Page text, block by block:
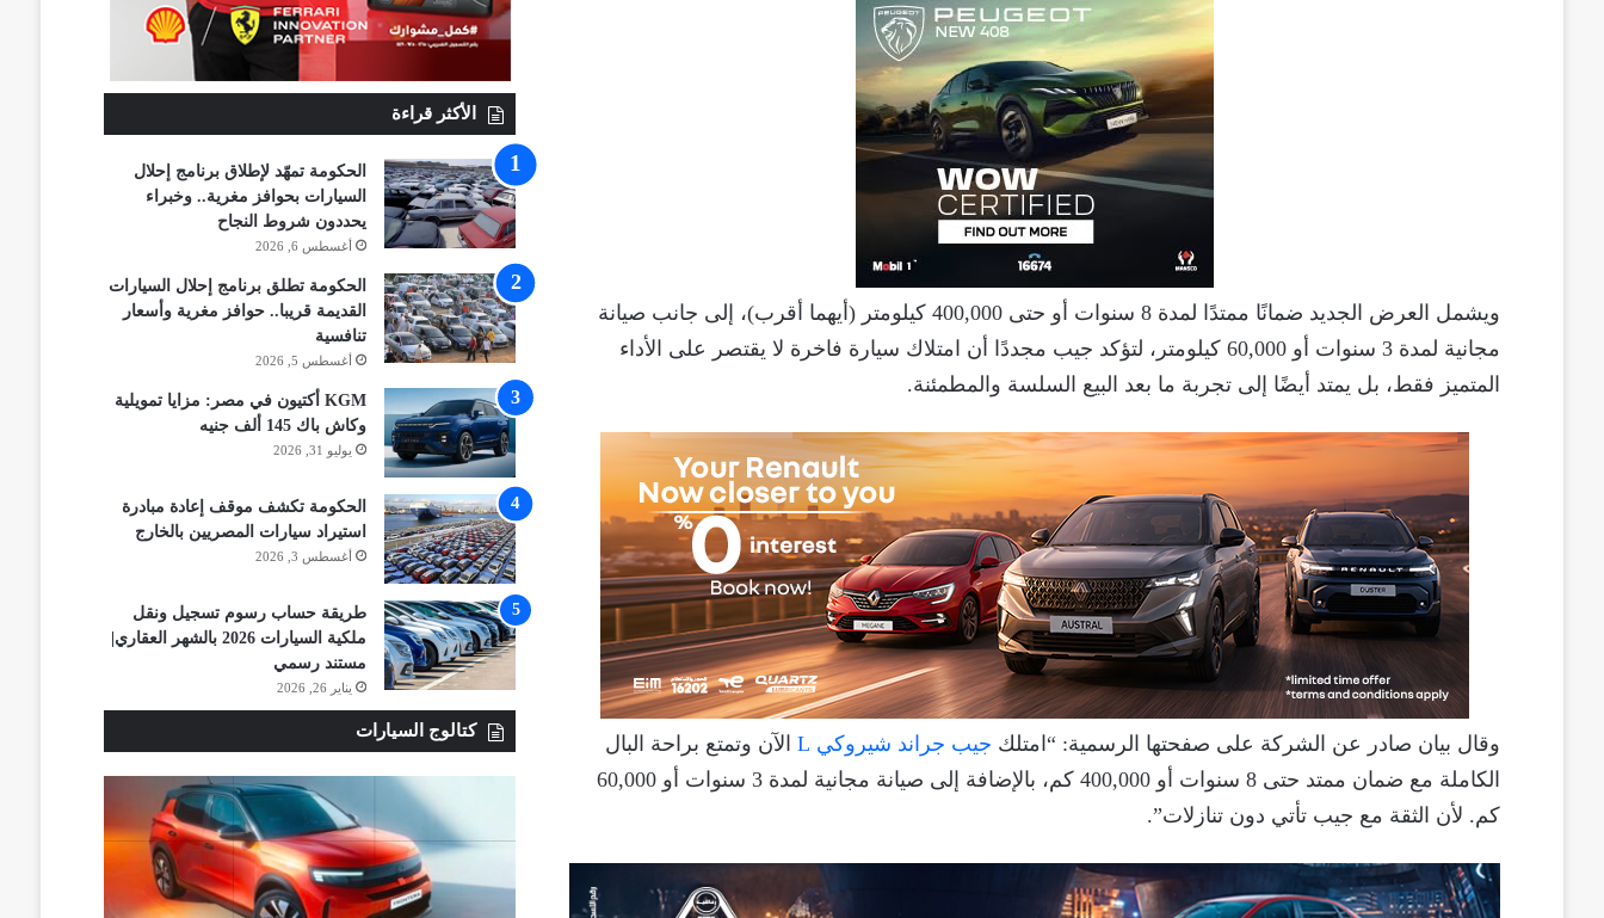
ويشمل العرض الجديد ضمانًا ممتدًا لمدة 8 سنوات أو حتى 400,000 كيلومتر (أيهما أقرب)، إلى جانب صيانة
مجانية لمدة 3 سنوات أو 60,000 كيلومتر، لتؤكد جيب مجددًا أن امتلاك سيارة فاخرة لا يقتصر على الأداء
المتميز فقط، بل يمتد أيضًا إلى تجربة ما بعد البيع السلسة والمطمئنة.
وقال بيان صادر عن الشركة على صفحتها الرسمية: “امتلك جيب جراند شيروكي L
الآن وتمتع براحة البال
الكاملة مع ضمان ممتد حتى 8 سنوات أو 400,000 كم، بالإضافة إلى صيانة مجانية لمدة 3 سنوات أو 60,000
كم. لأن الثقة مع جيب تأتي دون تنازلات”.
الأكثر قراءة
الحكومة تمهّد لإطلاق برنامج إحلال
السيارات بحوافز مغرية.. وخبراء
يحددون شروط النجاح
أغسطس 6, 2026
الحكومة تطلق برنامج إحلال السيارات
القديمة قريبا.. حوافز مغرية وأسعار
تنافسية
أغسطس 5, 2026
KGM أكتيون في مصر: مزايا تمويلية
وكاش باك 145 ألف جنيه
يوليو 31, 2026
الحكومة تكشف موقف إعادة مبادرة
استيراد سيارات المصريين بالخارج
أغسطس 3, 2026
طريقة حساب رسوم تسجيل ونقل
ملكية السيارات 2026 بالشهر العقاري|
مستند رسمي
يناير 26, 2026
كتالوج السيارات